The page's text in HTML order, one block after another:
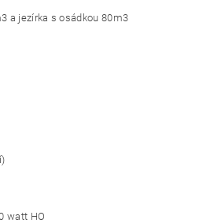
a jezírka s osádkou 80m3
watt HO